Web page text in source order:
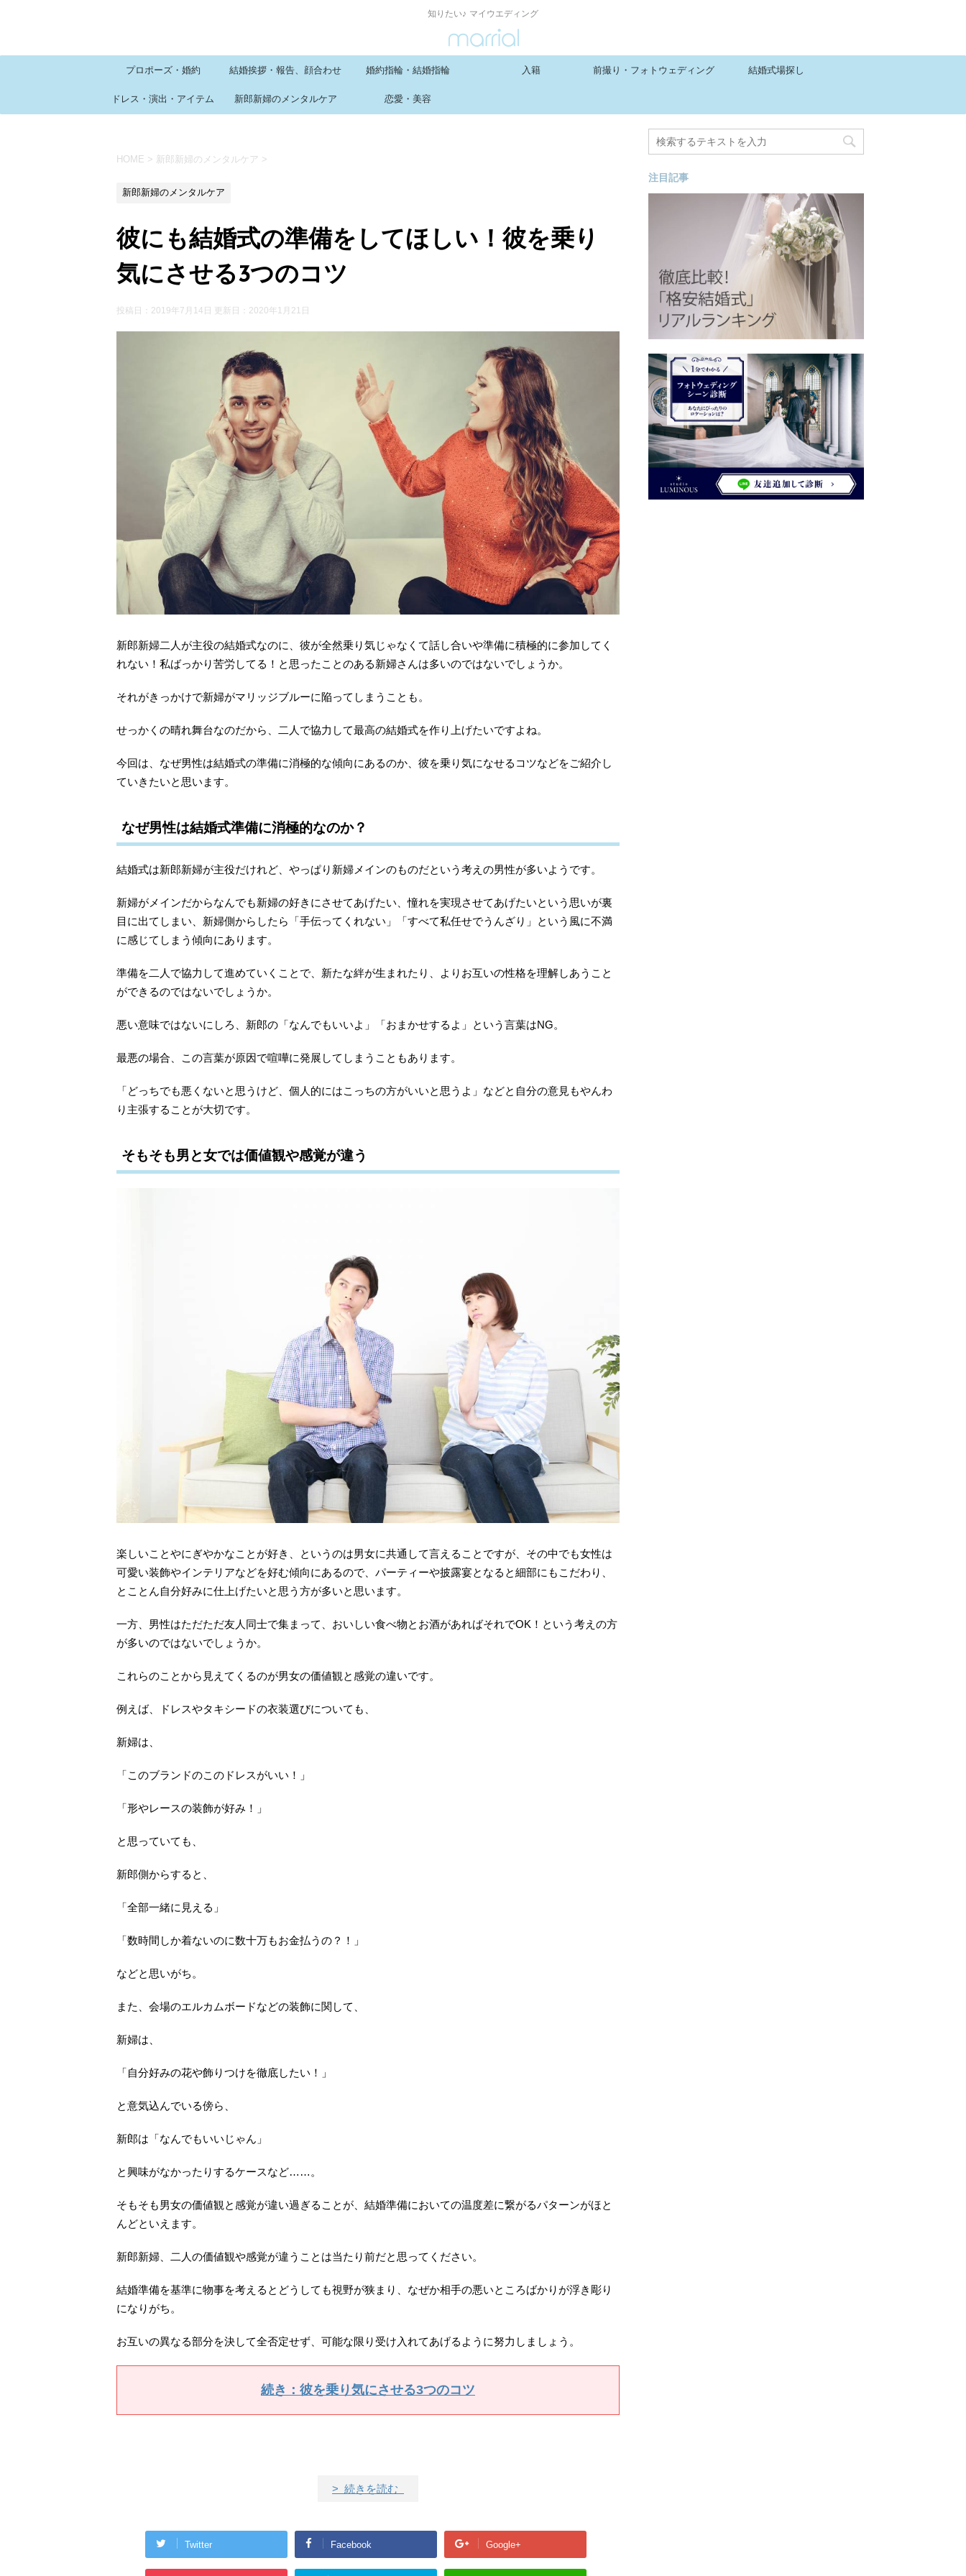
知りたい♪ マイウエディング
プロポーズ・婚約 結婚挨拶・報告、顔合わせ 婚約指輪・結婚指輪 入籍 前撮り・フォトウェディング 結婚式場探し
ドレス・演出・アイテム 新郎新婦のメンタルケア 恋愛・美容
HOME > 新郎新婦のメンタルケア >
新郎新婦のメンタルケア
彼にも結婚式の準備をしてほしい！彼を乗り
気にさせる3つのコツ
投稿日：2019年7月14日 更新日： 2020年1月21日
新郎新婦二人が主役の結婚式なのに、彼が全然乗り気じゃなくて話し合いや準備に積極的に参加してく
れない！私ばっかり苦労してる！と思ったことのある新婦さんは多いのではないでしょうか。
それがきっかけで新婦がマリッジブルーに陥ってしまうことも。
せっかくの晴れ舞台なのだから、二人で協力して最高の結婚式を作り上げたいですよね。
今回は、なぜ男性は結婚式の準備に消極的な傾向にあるのか、彼を乗り気になせるコツなどをご紹介し
ていきたいと思います。
なぜ男性は結婚式準備に消極的なのか？
結婚式は新郎新婦が主役だけれど、やっぱり新婦メインのものだという考えの男性が多いようです。
新婦がメインだからなんでも新婦の好きにさせてあげたい、憧れを実現させてあげたいという思いが裏
目に出てしまい、新婦側からしたら「手伝ってくれない」「すべて私任せでうんざり」という風に不満
に感じてしまう傾向にあります。
準備を二人で協力して進めていくことで、新たな絆が生まれたり、よりお互いの性格を理解しあうこと
ができるのではないでしょうか。
悪い意味ではないにしろ、新郎の「なんでもいいよ」「おまかせするよ」という言葉はNG。
最悪の場合、この言葉が原因で喧嘩に発展してしまうこともあります。
「どっちでも悪くないと思うけど、個人的にはこっちの方がいいと思うよ」などと自分の意見もやんわ
り主張することが大切です。
そもそも男と女では価値観や感覚が違う
楽しいことやにぎやかなことが好き、というのは男女に共通して言えることですが、その中でも女性は
可愛い装飾やインテリアなどを好む傾向にあるので、パーティーや披露宴となると細部にもこだわり、
とことん自分好みに仕上げたいと思う方が多いと思います。
一方、男性はただただ友人同士で集まって、おいしい食べ物とお酒があればそれでOK！という考えの方
が多いのではないでしょうか。
これらのことから見えてくるのが男女の価値観と感覚の違いです。
例えば、ドレスやタキシードの衣装選びについても、
新婦は、
「このブランドのこのドレスがいい！」
「形やレースの装飾が好み！」
と思っていても、
新郎側からすると、
「全部一緒に見える」
「数時間しか着ないのに数十万もお金払うの？！」
などと思いがち。
また、会場のエルカムボードなどの装飾に関して、
新婦は、
「自分好みの花や飾りつけを徹底したい！」
と意気込んでいる傍ら、
新郎は「なんでもいいじゃん」
と興味がなかったりするケースなど……。
そもそも男女の価値観と感覚が違い過ぎることが、結婚準備においての温度差に繋がるパターンがほと
んどといえます。
新郎新婦、二人の価値観や感覚が違うことは当たり前だと思ってください。
結婚準備を基準に物事を考えるとどうしても視野が狭まり、なぜか相手の悪いところばかりが浮き彫り
になりがち。
お互いの異なる部分を決して全否定せず、可能な限り受け入れてあげるように努力しましょう。
続き：彼を乗り気にさせる3つのコツ
> 続きを読む
Twitter Facebook Google+
注目記事